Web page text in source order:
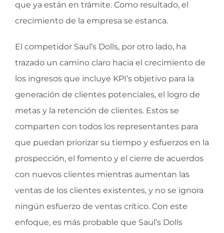
que ya están en trámite. Como resultado, el
crecimiento de la empresa se estanca.
El competidor Saul’s Dolls, por otro lado, ha
trazado un camino claro hacia el crecimiento de
los ingresos que incluye KPI’s objetivo para la
generación de clientes potenciales, el logro de
metas y la retención de clientes. Estos se
comparten con todos los representantes para
que puedan priorizar su tiempo y esfuerzos en la
prospección, el fomento y el cierre de acuerdos
con nuevos clientes mientras aumentan las
ventas de los clientes existentes, y no se ignora
ningún esfuerzo de ventas crítico. Con este
enfoque, es más probable que Saul’s Dolls